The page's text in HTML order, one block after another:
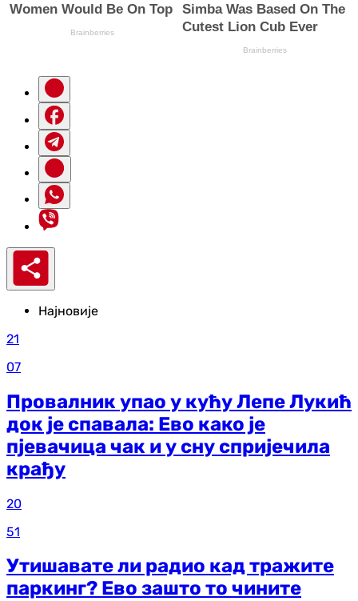
Најновије
21
07
Провалник упао у кућу Лепе Лукић
док је спавала: Ево како је
пјевачица чак и у сну спријечила
крађу
20
51
Утишавате ли радио кад тражите
паркинг? Ево зашто то чините